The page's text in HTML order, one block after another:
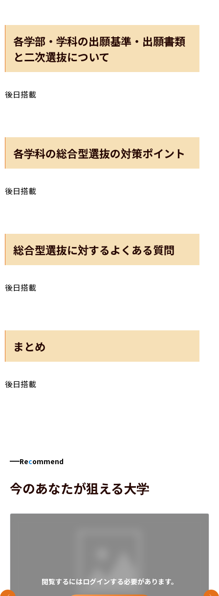
各学部・学科の出願基準・出願書類
と二次選抜について
後日搭載
各学科の総合型選抜の対策ポイント
後日搭載
総合型選抜に対するよくある質問
後日搭載
まとめ
後日搭載
Recommend
今のあなたが狙える大学
閲覧するにはログインする必要があります。